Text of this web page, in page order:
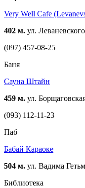
Very Well Cafe
402 м. ул.
(097) 457-08-25
Баня
Сауна Штайн
459 м. ул.
(093) 112-11-23
Паб
Бабай Караоке
504 м. ул. Вадима
Библиотека